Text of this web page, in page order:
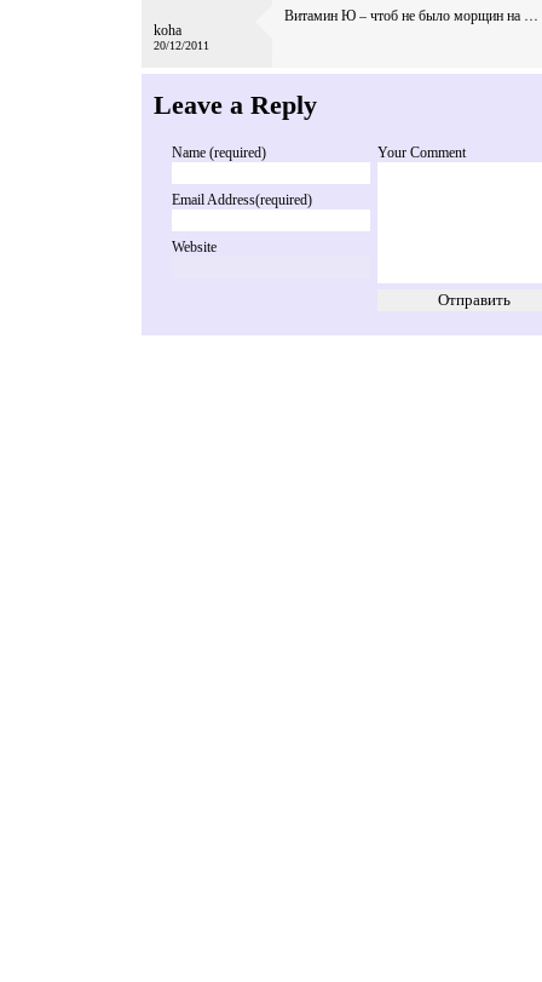
koha
20/12/2011
Витамин Ю – чтоб не было морщин на …
Leave a Reply
Name (required)
Email Address(required)
Website
Your Comment